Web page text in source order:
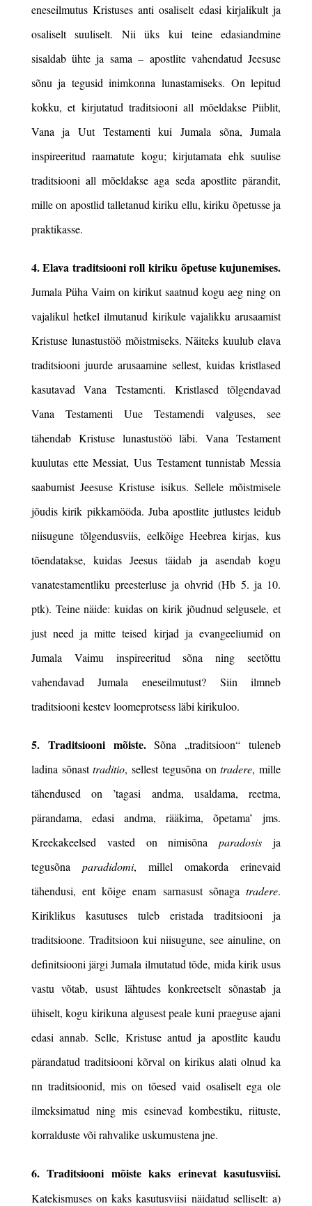
eneseilmutus Kristuses anti osaliselt edasi kirjalikult ja
osaliselt suuliselt. Nii üks kui teine edasiandmine
sisaldab ühte ja sama – apostlite vahendatud Jeesuse
sõnu ja tegusid inimkonna lunastamiseks. On lepitud
kokku, et kirjutatud traditsiooni all mõeldakse Piiblit,
Vana ja Uut Testamenti kui Jumala sõna, Jumala
inspireeritud raamatute kogu; kirjutamata ehk suulise
traditsiooni all mõeldakse aga seda apostlite pärandit,
mille on apostlid talletanud kiriku ellu, kiriku õpetusse ja
praktikasse.
4. Elava traditsiooni roll kiriku õpetuse kujunemises.
Jumala Püha Vaim on kirikut saatnud kogu aeg ning on
vajalikul hetkel ilmutanud kirikule vajalikku arusaamist
Kristuse lunastustöö mõistmiseks. Näiteks kuulub elava
traditsiooni juurde arusaamine sellest, kuidas kristlased
kasutavad Vana Testamenti. Kristlased tõlgendavad
Vana Testamenti Uue Testamendi valguses, see
tähendab Kristuse lunastustöö läbi. Vana Testament
kuulutas ette Messiat, Uus Testament tunnistab Messia
saabumist Jeesuse Kristuse isikus. Sellele mõistmisele
jõudis kirik pikkamööda. Juba apostlite jutlustes leidub
niisugune tõlgendusviis, eelkõige Heebrea kirjas, kus
tõendatakse, kuidas Jeesus täidab ja asendab kogu
vanatestamentliku preesterluse ja ohvrid (Hb 5. ja 10.
ptk). Teinenäide: kuidas on kirik jõudnud selgusele, et
just need ja mitte teised kirjad ja evangeeliumid on
Jumala Vaimu inspireeritud sõna ning seetõttu
vahendavad Jumala eneseilmutust? Siin ilmneb
traditsiooni kestev loomeprotsess läbi kirikuloo.
5. Traditsiooni mõiste.Sõna „traditsioon“ tuleneb
ladina sõnasttraditio, sellest tegusõna ontradere, mille
tähendused on ’tagasi andma, usaldama, reetma,
pärandama, edasi andma, rääkima, õpetama’ jms.
Kreekakeelsed vasted on nimisõnaparadosis ja
tegusõna paradidomi, millel omakorda erinevaid
tähendusi, ent kõige enam sarnasust sõnagatradere.
Kiriklikus kasutuses tuleb eristada traditsiooni ja
traditsioone. Traditsioon kui niisugune, see ainuline, on
definitsiooni järgi Jumala ilmutatud tõde, mida kirik usus
vastu võtab, usust lähtudes konkreetselt sõnastab ja
ühiselt, kogu kirikuna algusest peale kuni praeguse ajani
edasi annab. Selle, Kristuse antud ja apostlite kaudu
pärandatud traditsiooni kõrval on kirikus alati olnud ka
nn traditsioonid, mis on tõesed vaid osaliselt ega ole
ilmeksimatud ning mis esinevad kombestiku, riituste,
korralduste või rahvalike uskumustena jne.
6. Traditsiooni mõiste kaks erinevat kasutusviisi.
Katekismuses on kaks kasutusviisi näidatud selliselt: a)